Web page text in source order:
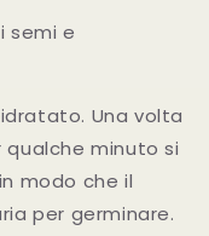
semi e
Una volta
minuto si
modo che il
per germinare.